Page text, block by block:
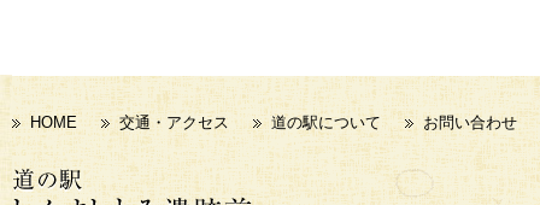
HOME 交通・アクセス 道の駅について お問い合わせ